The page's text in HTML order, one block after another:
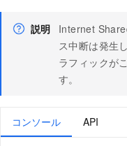
説明
Internet
ス中断は発生
ラフィックが
す。
コンソール API